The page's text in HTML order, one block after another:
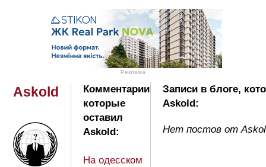
Реклама
Askold
Комментарии
которые
оставил
Askold:
На одесском
Записи в блоге,
Askold:
Нет постов от